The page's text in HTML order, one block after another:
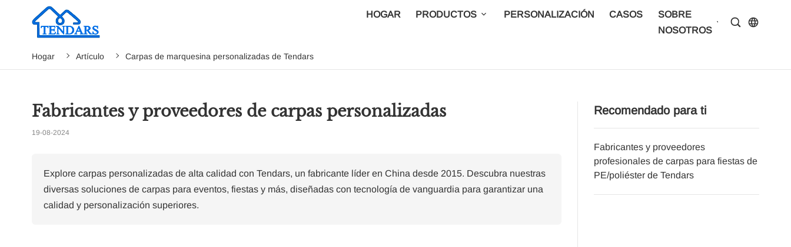
HOGAR PRODUCTOS PERSONALIZACIÓN CASOS
SOBRE
NOSOTROS
Hogar Artículo Carpas de marquesina personalizadas de Tendars
Fabricantes y proveedores de carpas personalizadas
19-08-2024
Explore carpas personalizadas de alta calidad con Tendars, un fabricante líder en China desde 2015. Descubra nuestras
diversas soluciones de carpas para eventos, fiestas y más, diseñadas con tecnología de vanguardia para garantizar una
calidad y personalización superiores.
Recomendado para ti
Fabricantes y proveedores
profesionales de carpas para fiestas de
PE/poliéster de Tendars